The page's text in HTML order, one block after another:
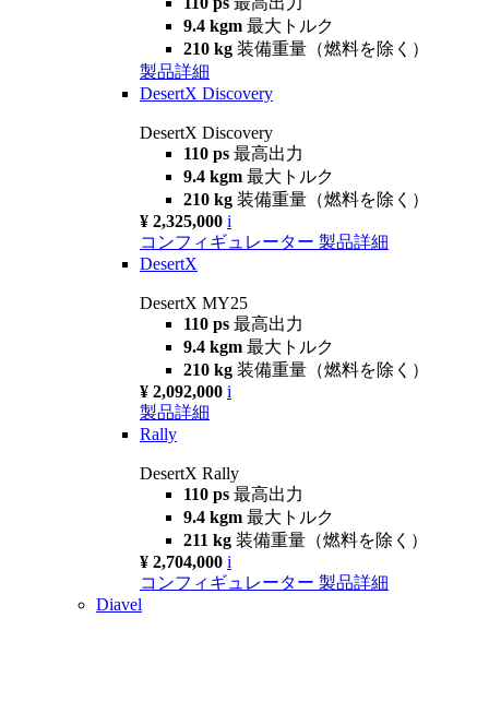
9.4 kgm 最大トルク
210 kg 装備重量（燃料を除く）
製品詳細
DesertX Discovery
DesertX Discovery
110 ps 最高出力
9.4 kgm 最大トルク
210 kg 装備重量（燃料を除く）
¥ 2,325,000 i
コンフィギュレーター 製品詳細
DesertX
DesertX MY25
110 ps 最高出力
9.4 kgm 最大トルク
210 kg 装備重量（燃料を除く）
¥ 2,092,000 i
製品詳細
Rally
DesertX Rally
110 ps 最高出力
9.4 kgm 最大トルク
211 kg 装備重量（燃料を除く）
¥ 2,704,000 i
コンフィギュレーター 製品詳細
Diavel